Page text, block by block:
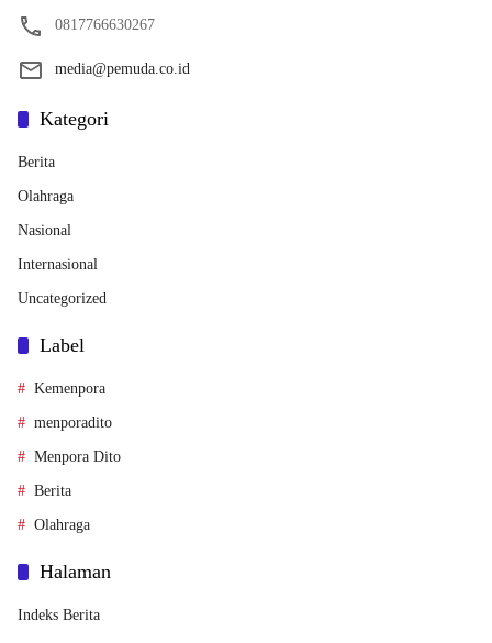
0817766630267
media@pemuda.co.id
Kategori
Berita
Olahraga
Nasional
Internasional
Uncategorized
Label
Kemenpora
menporadito
Menpora Dito
Berita
Olahraga
Halaman
Indeks Berita